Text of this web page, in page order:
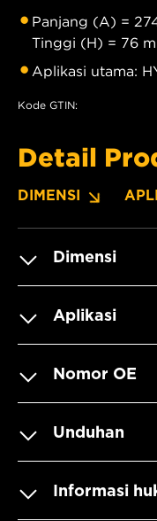
Panjang (A) =
Tinggi (H) = 76
Aplikasi utama:
Kode GTIN:
Detail
DIMENSI
Dimensi
Aplikasi
Nomor OE
Unduhan
Informasi